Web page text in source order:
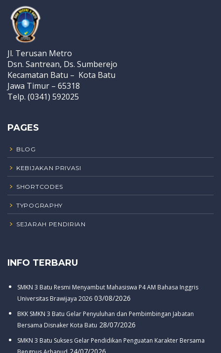
Jl. Terusan Metro
Dsn. Santrean, Ds. Sumberejo
Kecamatan Batu – Kota Batu
Jawa Timur – 65318
Telp. (0341) 592025
PAGES
BLOG
KEBIJAKAN PRIVASI
SHORTCODES
TYPOGRAPHY
SEJARAH PENDIRIAN
INFO TERBARU
SMKN 3 Batu Resmi Menyambut Mahasiswa P4 AM Bahasa Inggris
Universitas Brawijaya 2026 03/08/2026
BKK SMKN 3 Batu Gelar Penyuluhan dan Pembimbingan Jabatan
Bersama Disnaker Kota Batu 28/07/2026
SMKN 3 Batu Sukses Gelar Pendidikan Penguatan Karakter Bersama